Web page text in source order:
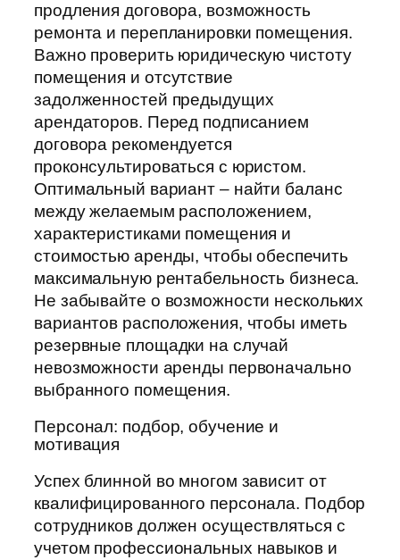
продления договора, возможность
ремонта и перепланировки помещения.
Важно проверить юридическую чистоту
помещения и отсутствие
задолженностей предыдущих
арендаторов. Перед подписанием
договора рекомендуется
проконсультироваться с юристом.
Оптимальный вариант – найти баланс
между желаемым расположением,
характеристиками помещения и
стоимостью аренды, чтобы обеспечить
максимальную рентабельность бизнеса.
Не забывайте о возможности нескольких
вариантов расположения, чтобы иметь
резервные площадки на случай
невозможности аренды первоначально
выбранного помещения.
Персонал: подбор, обучение и
мотивация
Успех блинной во многом зависит от
квалифицированного персонала. Подбор
сотрудников должен осуществляться с
учетом профессиональных навыков и